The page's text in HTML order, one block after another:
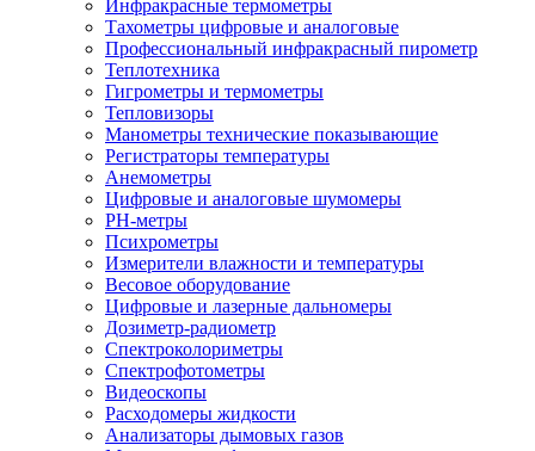
Инфракрасные термометры
Тахометры цифровые и аналоговые
Профессиональный инфракрасный пирометр
Теплотехника
Гигрометры и термометры
Тепловизоры
Манометры технические показывающие
Регистраторы температуры
Анемометры
Цифровые и аналоговые шумомеры
PH-метры
Психрометры
Измерители влажности и температуры
Весовое оборудование
Цифровые и лазерные дальномеры
Дозиметр-радиометр
Спектроколориметры
Спектрофотометры
Видеоскопы
Расходомеры жидкости
Анализаторы дымовых газов